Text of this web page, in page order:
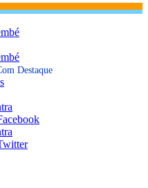
Destaque